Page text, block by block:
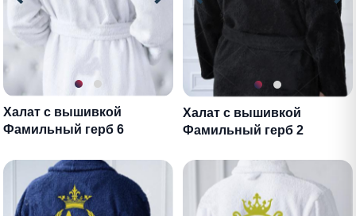
Халат с вышивкой
Фамильный герб 6
Халат с вышивкой
Фамильный герб 2